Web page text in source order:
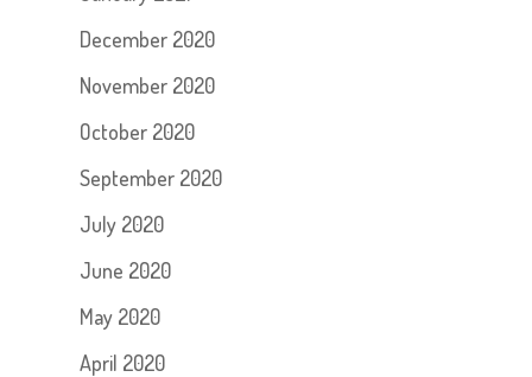
December 2020
November 2020
October 2020
September 2020
July 2020
June 2020
May 2020
April 2020